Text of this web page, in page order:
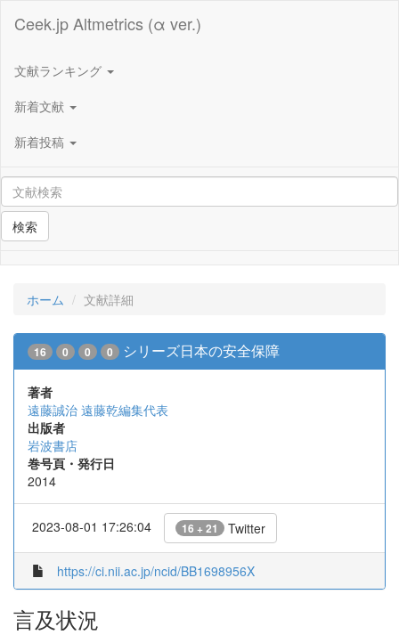
Ceek.jp Altmetrics (α ver.)
文献ランキング
新着文献
新着投稿
検索
ホーム 文献詳細
16 0 0 0 シリーズ日本の安全保障
著者
遠藤誠治 遠藤乾編集代表
出版者
岩波書店
巻号頁・発行日
2014
2023-08-01 17:26:04 16 + 21 Twitter
https://ci.nii.ac.jp/ncid/BB1698956X
言及状況